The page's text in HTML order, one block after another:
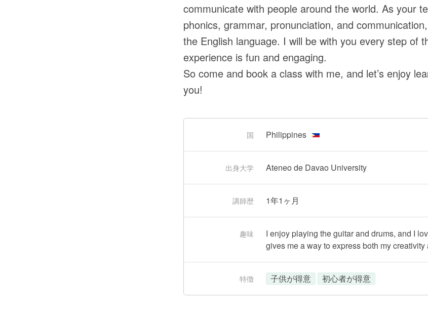
communicate with people around the world. As your
phonics, grammar, pronunciation, and
the English language. I will be with you every step of
experience is fun and engaging.
So come and book a class with me, and let’s enjoy
you!
国 Philippines
出身大学 Ateneo de Davao University
講師歴 1年1ヶ月
趣味
I enjoy playing the guitar and drums, and I
gives me a way to express both my
特徴 子供が得意 初心者が得意